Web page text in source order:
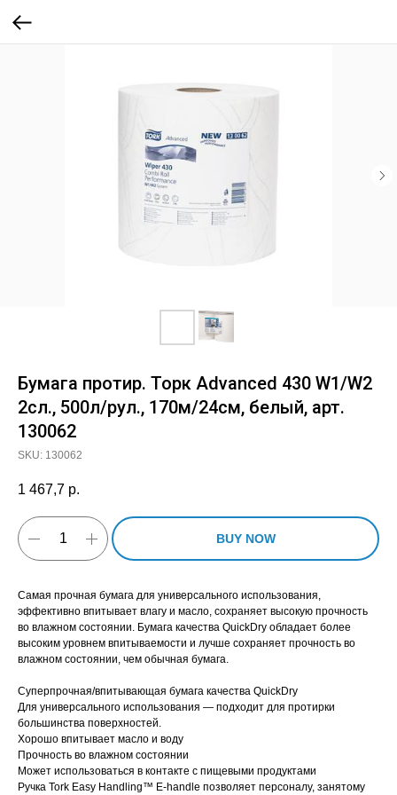
Бумага протир. Торк Advanced 430 W1/W2
2сл., 500л/рул., 170м/24см, белый, арт.
130062
SKU: 130062
1 467,7 р.
BUY NOW
Самая прочная бумага для универсального использования,
эффективно впитывает влагу и масло, сохраняет высокую прочность
во влажном состоянии. Бумага качества QuickDry обладает более
высоким уровнем впитываемости и лучше сохраняет прочность во
влажном состоянии, чем обычная бумага.
Суперпрочная/впитывающая бумага качества QuickDry
Для универсального использования — подходит для протирки
большинства поверхностей.
Хорошо впитывает масло и воду
Прочность во влажном состоянии
Может использоваться в контакте с пищевыми продуктами
Ручка Tork Easy Handling™ E-handle позволяет персоналу, занятому